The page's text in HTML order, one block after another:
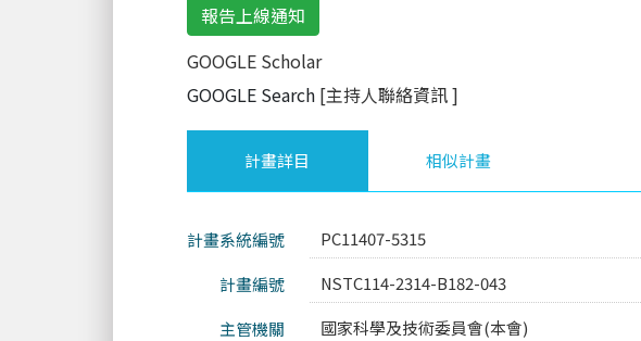
報告上線通知
GOOGLE Scholar
GOOGLE Search [主持人聯絡資訊]
計畫詳目 相似計畫
計畫系統編號 PC11407-5315
計畫編號
NSTC114-2314-B182-043
主管機關
國家科學及技術委員會(本會)